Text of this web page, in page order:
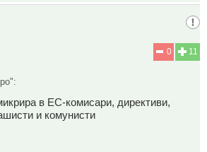
11
0
в ЕС-комисари, директиви,
и комунисти